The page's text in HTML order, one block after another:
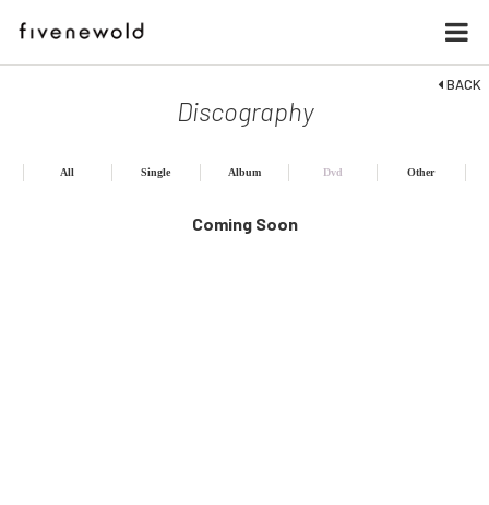
Discography
BACK
All Single Album Dvd Other
Coming Soon